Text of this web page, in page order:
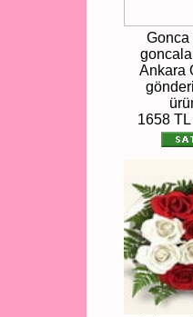
Gonca
Ankara
1658